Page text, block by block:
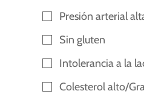
Presión arterial
Sin gluten
Intolerancia a la
Colesterol alto/